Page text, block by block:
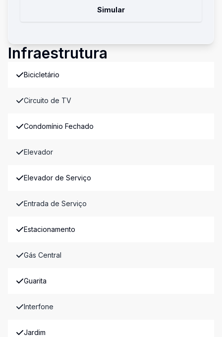
Simular
Infraestrutura
Bicicletário
Circuito de TV
Condomínio Fechado
Elevador
Elevador de Serviço
Entrada de Serviço
Estacionamento
Gás Central
Guarita
Interfone
Jardim